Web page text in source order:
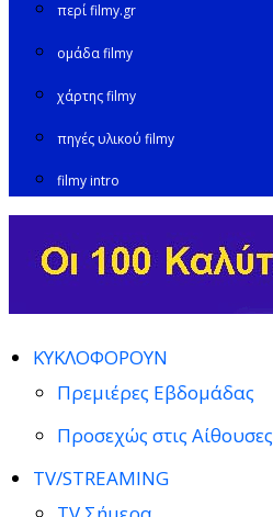
περί filmy.gr
ομάδα filmy
χάρτης filmy
πηγές υλικού filmy
filmy intro
ΚΥΚΛΟΦΟΡΟΥΝ
Πρεμιέρες Εβδομάδας
Προσεχώς στις Αίθουσες
TV/STREAMING